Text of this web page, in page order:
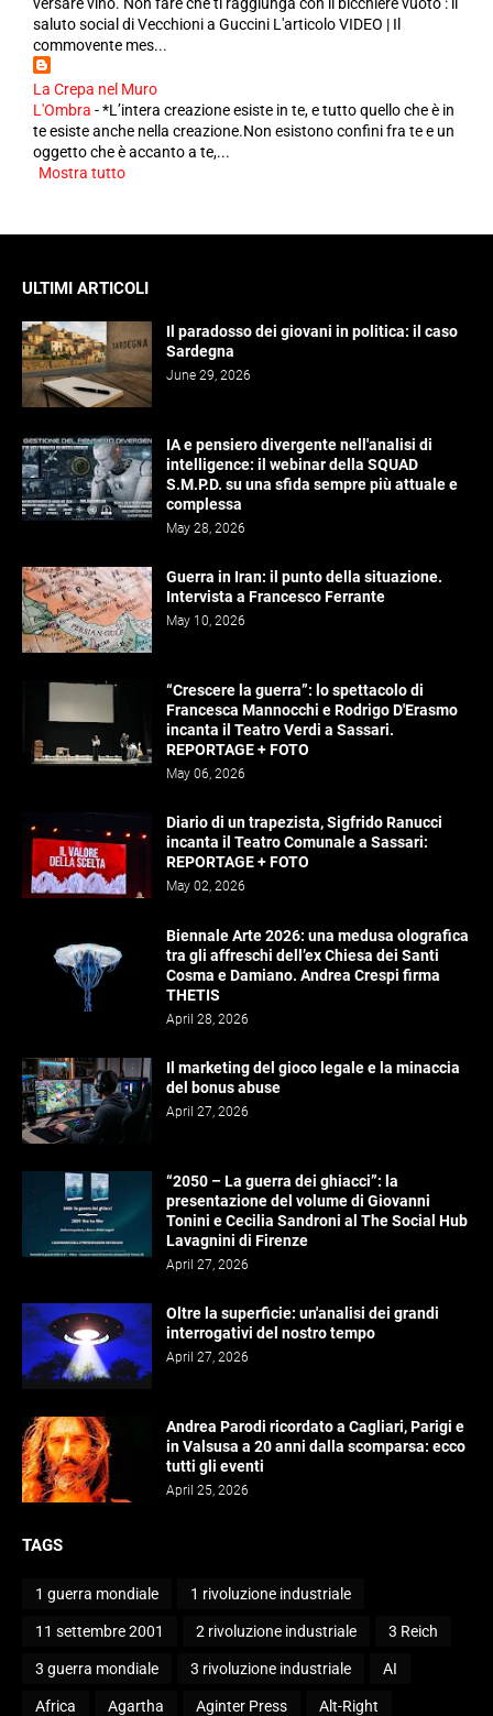
saluto social di Vecchioni a Guccini L'articolo VIDEO | Il
commovente mes...
La Crepa nel Muro
L'Ombra -*L’intera creazione esiste in te, e tutto quello che è in
te esiste anche nella creazione.Non esistono confini fra te e un
oggetto che è accanto a te,...
Mostra tutto
ULTIMI ARTICOLI
Il paradosso dei giovani in politica: il caso
Sardegna
June 29, 2026
IA e pensiero divergente nell'analisi di
intelligence: il webinar della SQUAD
S.M.P.D. su una sfida sempre più attuale e
complessa
May 28, 2026
Guerra in Iran: il punto della situazione.
Intervista a Francesco Ferrante
May 10, 2026
“Crescere la guerra”: lo spettacolo di
Francesca Mannocchi e Rodrigo D'Erasmo
incanta il Teatro Verdi a Sassari.
REPORTAGE + FOTO
May 06, 2026
Diario di un trapezista, Sigfrido Ranucci
incanta il Teatro Comunale a Sassari:
REPORTAGE + FOTO
May 02, 2026
Biennale Arte 2026: una medusa olografica
tra gli affreschi dell’ex Chiesa dei Santi
Cosma e Damiano. Andrea Crespi firma
THETIS
April 28, 2026
Il marketing del gioco legale e la minaccia
del bonus abuse
April 27, 2026
“2050 – La guerra dei ghiacci”: la
presentazione del volume di Giovanni
Tonini e Cecilia Sandroni al The Social Hub
Lavagnini di Firenze
April 27, 2026
Oltre la superficie: un'analisi dei grandi
interrogativi del nostro tempo
April 27, 2026
Andrea Parodi ricordato a Cagliari, Parigi e
in Valsusa a 20 anni dalla scomparsa: ecco
tutti gli eventi
April 25, 2026
TAGS
1 guerra mondiale 1 rivoluzione industriale
11 settembre 2001 2 rivoluzione industriale 3 Reich
3 guerra mondiale 3 rivoluzione industriale AI
Africa Agartha Aginter Press Alt-Right